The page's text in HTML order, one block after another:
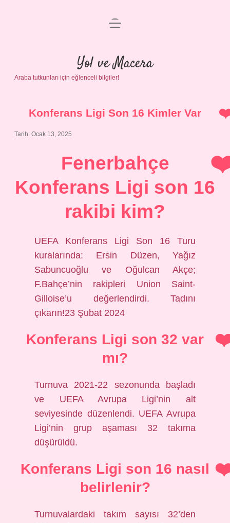
Anasayfa
Gizlilik Politikası
Yasal Uyarı
menüyü
Yol ve Macera
Araba tutkunları için eğlenceli bilgiler!
Konferans Ligi Son 16 Kimler Var
Tarih: Ocak 13, 2025
Fenerbahçe
Konferans Ligi son 16
rakibi kim?
UEFA Konferans Ligi Son 16 Turu
kuralarında: Ersin Düzen, Yağız
Sabuncuoğlu ve Oğulcan Akçe;
F.Bahçe’nin rakipleri Union Saint-
Gilloise’u değerlendirdi. Tadını
çıkarın!23 Şubat 2024
Konferans Ligi son 32 var
mı?
Turnuva 2021-22 sezonunda başladı
ve UEFA Avrupa Ligi’nin alt
seviyesinde düzenlendi. UEFA Avrupa
Ligi’nin grup aşaması 32 takıma
düşürüldü.
Konferans Ligi son 16 nasıl
belirlenir?
Turnuvalardaki takım sayısı 32’den